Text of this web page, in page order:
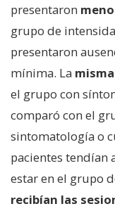
presentaron
grupo de
presentaron
mínima. La
el grupo con
comparó con el
sintomatología o
pacientes tendían
estar en el grupo
recibían las